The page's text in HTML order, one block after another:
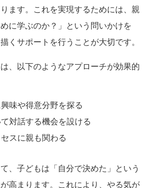
ます。これを実現するためには、親
に学ぶのか？」という問いかけを
くサポートを行うことが大切です。
、以下のようなアプローチが効果的
味や得意分野を探る
対話する機会を設ける
スに親も関わる
、子どもは「自分で決めた」という
高まります。これにより、やる気が